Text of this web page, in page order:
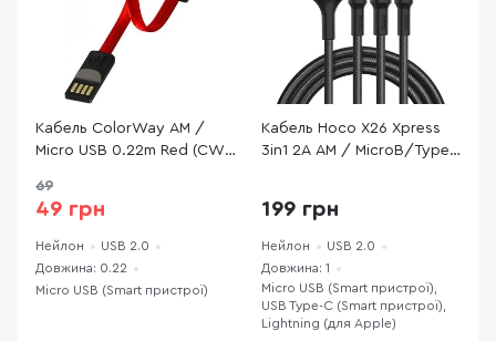
Кабель ColorWay AM /
Micro USB 0.22m Red (CW-
69
49 грн
Нейлон
USB 2.0
Довжина: 0.22
Micro USB (Smart пристрої)
Кабель Hoco X26 Xpress
3in1 2A AM / MicroB/Type-
199 грн
Нейлон
USB 2.0
Довжина: 1
Micro USB (Smart пристрої),
USB Type-C (Smart пристрої),
Lightning (для Apple)